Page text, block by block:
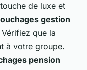
de luxe et
gestion
que la
à votre groupe.
pension